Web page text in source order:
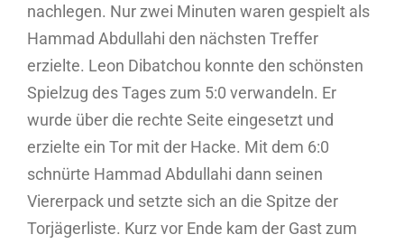
nachlegen. Nur zwei Minuten waren gespielt als
Hammad Abdullahi den nächsten Treffer
erzielte. Leon Dibatchou konnte den schönsten
Spielzug des Tages zum 5:0 verwandeln. Er
wurde über die rechte Seite eingesetzt und
erzielte ein Tor mit der Hacke. Mit dem 6:0
schnürte Hammad Abdullahi dann seinen
Viererpack und setzte sich an die Spitze der
Torjägerliste. Kurz vor Ende kam der Gast zum